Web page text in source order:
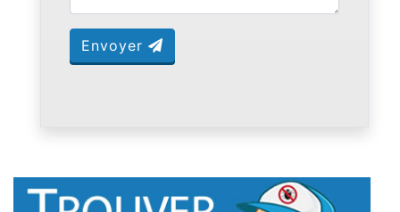
Envoyer